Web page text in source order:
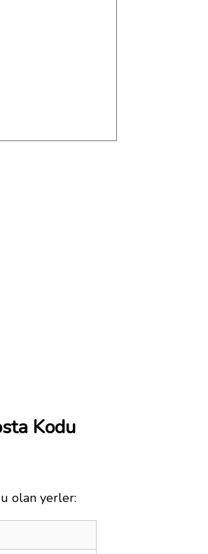
Kodu
olan yerler: